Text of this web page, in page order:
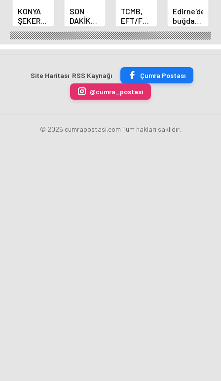
KONYA
ŞEKER
YILLIK 7
BİN 500
TON
ÜRETİLECEK
SON
DAKİKA
HABERİ:
Yeni
Merkez
Fatih
Karahan
oldu
TCMB,
EFT/FAST
işlemleri
için
fazla
uygulamasını
kaldırdı
Edirne'de
buğday
ve arpa
ekim
sezonu
erdi
Site Haritası RSS Kaynağı
Çumra Postası
@cumra_postasi
© 2026 cumrapostasi.com Tüm hakları saklıdır.